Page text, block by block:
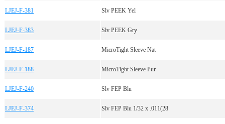
LJEJ-F-381 Slv PEEK Yel
LJEJ-F-383 Slv PEEK Gry
LJEJ-F-187 MicroTight Sleeve Nat
LJEJ-F-188 MicroTight Sleeve Pur
LJEJ-F-240 Slv FEP Blu
LJEJ-F-374 Slv FEP Blu 1/32 x .011(28